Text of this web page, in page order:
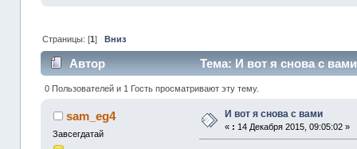
Страницы: [1] Вниз
Автор Тема: И вот я снова с
0 Пользователей и 1 Гость просматривают эту тему.
sam_eg4
Завсегдатай
И вот я снова с вами
« : 14 Декабря 2015, 09:05:02 »